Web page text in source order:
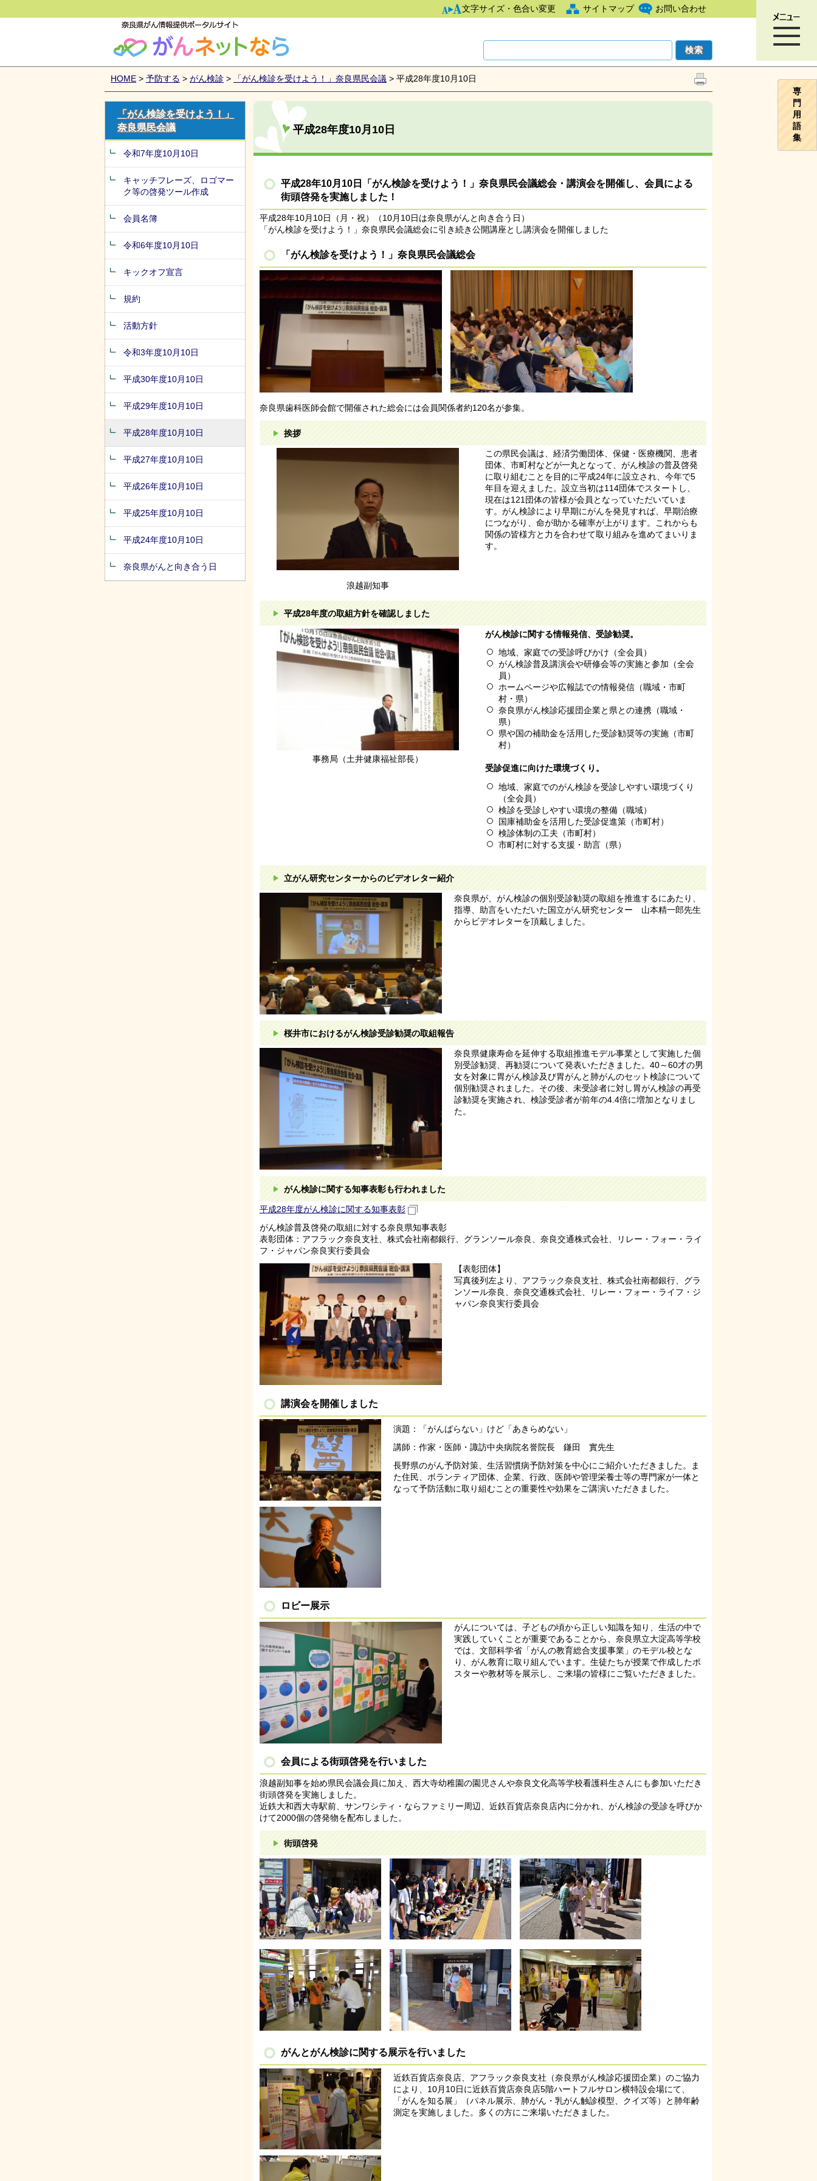
文字サイズ・色合い変更 サイトマップ
お問い合わせ
がんネットなら
専
門
用
語
集
HOME > 予防する > がん検診 > 「がん検診を受けよう！」奈良県民会議 > 平成28年度10月10日
「がん検診を受けよう！」
奈良県民会議
令和7年度10月10日
キャッチフレーズ、ロゴマー
ク等の啓発ツール作成
会員名簿
令和6年度10月10日
キックオフ宣言
規約
活動方針
令和3年度10月10日
平成30年度10月10日
平成29年度10月10日
平成28年度10月10日
平成27年度10月10日
平成26年度10月10日
平成25年度10月10日
平成24年度10月10日
奈良県がんと向き合う日
平成28年度10月10日
平成28年10月10日「がん検診を受けよう！」奈良県民会議総会・講演会を開催し、会員による
街頭啓発を実施しました！
平成28年10月10日（月・祝）（10月10日は奈良県がんと向き合う日）
「がん検診を受けよう！」奈良県民会議総会に引き続き公開講座とし講演会を開催しました
「がん検診を受けよう！」奈良県民会議総会
奈良県歯科医師会館で開催された総会には会員関係者約120名が参集。
挨拶
浪越副知事
この県民会議は、経済労働団体、保健・医療機関、患者
団体、市町村などが一丸となって、がん検診の普及啓発
に取り組むことを目的に平成24年に設立され、今年で5
年目を迎えました。設立当初は114団体でスタートし、
現在は121団体の皆様が会員となっていただいていま
す。がん検診により早期にがんを発見すれば、早期治療
につながり、命が助かる確率が上がります。これからも
関係の皆様方と力を合わせて取り組みを進めてまいりま
す。
平成28年度の取組方針を確認しました
事務局（土井健康福祉部長）
がん検診に関する情報発信、受診勧奨。
地域、家庭での受診呼びかけ（全会員）
がん検診普及講演会や研修会等の実施と参加（全会
員）
ホームページや広報誌での情報発信（職域・市町
村・県）
奈良県がん検診応援団企業と県との連携（職域・
県）
県や国の補助金を活用した受診勧奨等の実施（市町
村）
受診促進に向けた環境づくり。
地域、家庭でのがん検診を受診しやすい環境づくり
（全会員）
検診を受診しやすい環境の整備（職域）
国庫補助金を活用した受診促進策（市町村）
検診体制の工夫（市町村）
市町村に対する支援・助言（県）
立がん研究センターからのビデオレター紹介
奈良県が、がん検診の個別受診勧奨の取組を推進するにあたり、
指導、助言をいただいた国立がん研究センター 山本精一郎先生
からビデオレターを頂戴しました。
桜井市におけるがん検診受診勧奨の取組報告
奈良県健康寿命を延伸する取組推進モデル事業として実施した個
別受診勧奨、再勧奨について発表いただきました。40～60才の男
女を対象に胃がん検診及び胃がんと肺がんのセット検診について
個別勧奨されました。その後、未受診者に対し胃がん検診の再受
診勧奨を実施され、検診受診者が前年の4.4倍に増加となりまし
た。
がん検診に関する知事表彰も行われました
平成28年度がん検診に関する知事表彰
がん検診普及啓発の取組に対する奈良県知事表彰
表彰団体：アフラック奈良支社、株式会社南都銀行、グランソール奈良、奈良交通株式会社、リレー・フォー・ライ
フ・ジャパン奈良実行委員会
【表彰団体】
写真後列左より、アフラック奈良支社、株式会社南都銀行、グラ
ンソール奈良、奈良交通株式会社、リレー・フォー・ライフ・ジ
ャパン奈良実行委員会
講演会を開催しました
演題：「がんばらない」けど「あきらめない」
講師：作家・医師・諏訪中央病院名誉院長 鎌田 實先生
長野県のがん予防対策、生活習慣病予防対策を中心にご紹介いただきました。ま
た住民、ボランティア団体、企業、行政、医師や管理栄養士等の専門家が一体と
なって予防活動に取り組むことの重要性や効果をご講演いただきました。
ロビー展示
がんについては、子どもの頃から正しい知識を知り、生活の中で
実践していくことが重要であることから、奈良県立大淀高等学校
では、文部科学省「がんの教育総合支援事業」のモデル校とな
り、がん教育に取り組んでいます。生徒たちが授業で作成したポ
スターや教材等を展示し、ご来場の皆様にご覧いただきました。
会員による街頭啓発を行いました
浪越副知事を始め県民会議会員に加え、西大寺幼稚園の園児さんや奈良文化高等学校看護科生さんにも参加いただき
街頭啓発を実施しました。
近鉄大和西大寺駅前、サンワシティ・ならファミリー周辺、近鉄百貨店奈良店内に分かれ、がん検診の受診を呼びか
けて2000個の啓発物を配布しました。
街頭啓発
がんとがん検診に関する展示を行いました
近鉄百貨店奈良店、アフラック奈良支社（奈良県がん検診応援団企業）のご協力
により、10月10日に近鉄百貨店奈良店5階ハートフルサロン横特設会場にて、
「がんを知る展」（パネル展示、肺がん・乳がん触診模型、クイズ等）と肺年齢
測定を実施しました。多くの方にご来場いただきました。